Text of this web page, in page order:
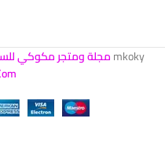
mkokyمجلة ومتجر مكوكي